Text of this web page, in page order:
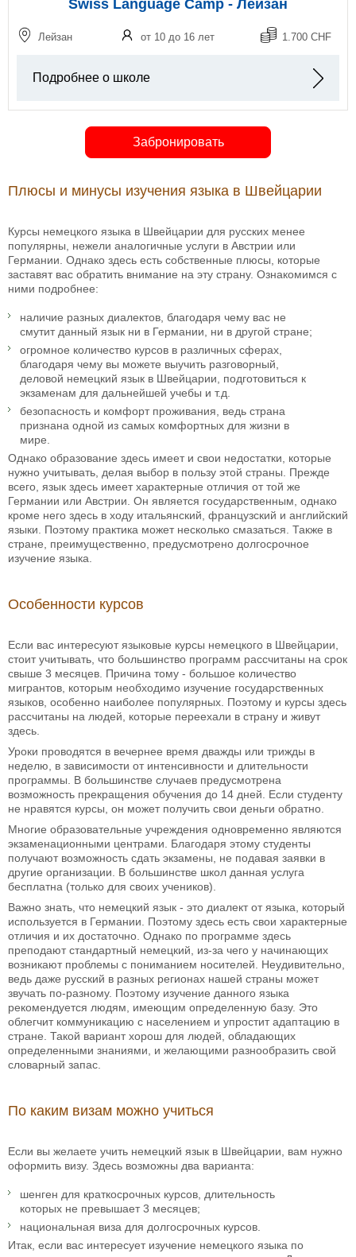
Swiss Language Camp - Лейзан
Лейзан от 10 до 16 лет 1.700 CHF
Подробнее о школе
Забронировать
Плюсы и минусы изучения языка в Швейцарии
Курсы немецкого языка в Швейцарии для русских менее
популярны, нежели аналогичные услуги в Австрии или
Германии. Однако здесь есть собственные плюсы, которые
заставят вас обратить внимание на эту страну. Ознакомимся с
ними подробнее:
наличие разных диалектов, благодаря чему вас не
смутит данный язык ни в Германии, ни в другой стране;
огромное количество курсов в различных сферах,
благодаря чему вы можете выучить разговорный,
деловой немецкий язык в Швейцарии, подготовиться к
экзаменам для дальнейшей учебы и т.д.
безопасность и комфорт проживания, ведь страна
признана одной из самых комфортных для жизни в
мире.
Однако образование здесь имеет и свои недостатки, которые
нужно учитывать, делая выбор в пользу этой страны. Прежде
всего, язык здесь имеет характерные отличия от той же
Германии или Австрии. Он является государственным, однако
кроме него здесь в ходу итальянский, французский и английский
языки. Поэтому практика может несколько смазаться. Также в
стране, преимущественно, предусмотрено долгосрочное
изучение языка.
Особенности курсов
Если вас интересуют языковые курсы немецкого в Швейцарии,
стоит учитывать, что большинство программ рассчитаны на срок
свыше 3 месяцев. Причина тому - большое количество
мигрантов, которым необходимо изучение государственных
языков, особенно наиболее популярных. Поэтому и курсы здесь
рассчитаны на людей, которые переехали в страну и живут
здесь.
Уроки проводятся в вечернее время дважды или трижды в
неделю, в зависимости от интенсивности и длительности
программы. В большинстве случаев предусмотрена
возможность прекращения обучения до 14 дней. Если студенту
не нравятся курсы, он может получить свои деньги обратно.
Многие образовательные учреждения одновременно являются
экзаменационными центрами. Благодаря этому студенты
получают возможность сдать экзамены, не подавая заявки в
другие организации. В большинстве школ данная услуга
бесплатна (только для своих учеников).
Важно знать, что немецкий язык - это диалект от языка, который
используется в Германии. Поэтому здесь есть свои характерные
отличия и их достаточно. Однако по программе здесь
преподают стандартный немецкий, из-за чего у начинающих
возникают проблемы с пониманием носителей. Неудивительно,
ведь даже русский в разных регионах нашей страны может
звучать по-разному. Поэтому изучение данного языка
рекомендуется людям, имеющим определенную базу. Это
облегчит коммуникацию с населением и упростит адаптацию в
стране. Такой вариант хорош для людей, обладающих
определенными знаниями, и желающими разнообразить свой
словарный запас.
По каким визам можно учиться
Если вы желаете учить немецкий язык в Швейцарии, вам нужно
оформить визу. Здесь возможны два варианта:
шенген для краткосрочных курсов, длительность
которых не превышает 3 месяцев;
национальная виза для долгосрочных курсов.
Итак, если вас интересует изучение немецкого языка по